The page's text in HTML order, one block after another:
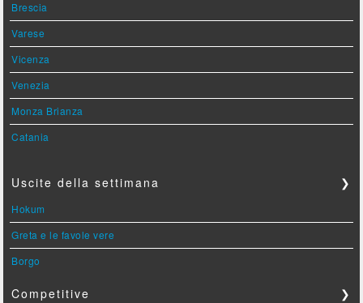
Brescia
Varese
Vicenza
Venezia
Monza Brianza
Catania
Uscite della settimana ❯
Hokum
Greta e le favole vere
Borgo
Competitive ❯